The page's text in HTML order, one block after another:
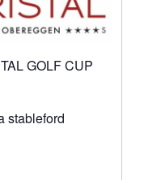
GOLF CUP
stableford